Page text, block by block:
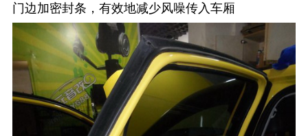
门边加密封条，有效地减少风噪传入车厢